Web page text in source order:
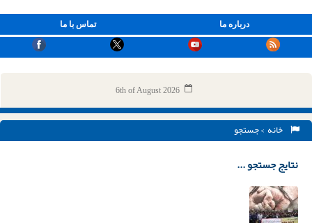
تماس با ما درباره ما
6th of August 2026
خانه > جستجو
نتایج جستجو ...